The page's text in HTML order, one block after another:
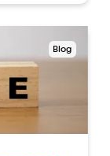
Blog